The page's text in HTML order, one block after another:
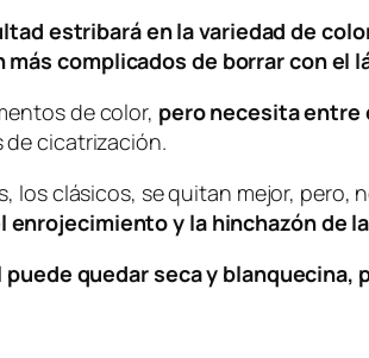
estribará en la variedad de
complicados de borrar con el
de color, pero necesita entre
de cicatrización.
los clásicos, se quitan mejor, pero,
y la hinchazón de
puede quedar seca y blanquecina,